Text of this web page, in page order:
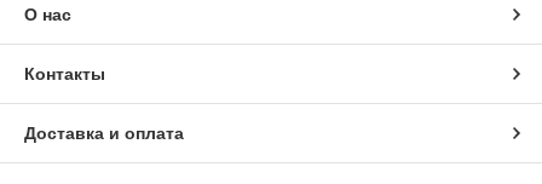
О нас
Контакты
Доставка и оплата